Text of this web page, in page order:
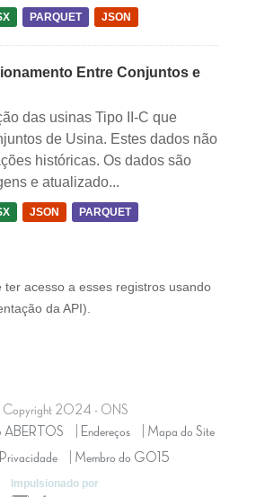
PARQUET JSON
Entre Conjuntos e
das usinas Tipo II-C que
de Usina. Estes dados não
históricas. Os dados são
e atualizado...
JSON PARQUET
ter acesso a esses registros usando
da API).
2024 - ONS
ABERTOS
Endereços
Mapa do Site
Membro do GO15
Impulsionado por